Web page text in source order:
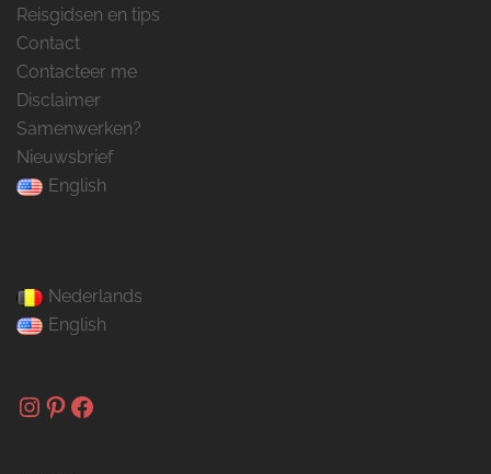
Reisgidsen en tips
Contact
Contacteer me
Disclaimer
Samenwerken?
Nieuwsbrief
English
Nederlands
English
Instagram
Pinterest
Facebook